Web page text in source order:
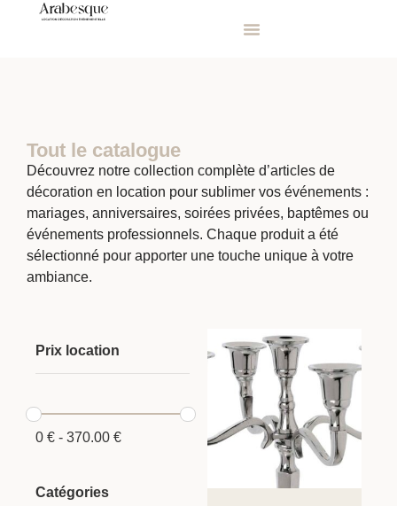
Tout le catalogue
Découvrez notre collection complète d’articles de
décoration en location pour sublimer vos événements :
mariages, anniversaires, soirées privées, baptêmes ou
événements professionnels. Chaque produit a été
sélectionné pour apporter une touche unique à votre
ambiance.
Prix location
0 € - 370.00 €
Catégories